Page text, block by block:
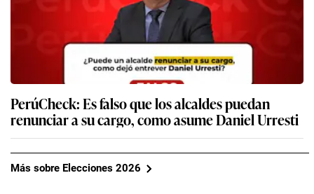
PerúCheck: Es falso que los alcaldes puedan
renunciar a su cargo, como asume Daniel Urresti
Más sobre Elecciones 2026